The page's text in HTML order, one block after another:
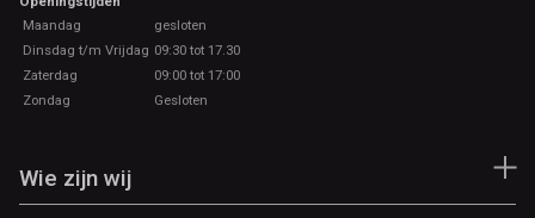
Maandag
gesloten
Dinsdag t/m Vrijdag 09:30 tot 17.30
Zaterdag
09:00 tot 17:00
Zondag
Gesloten
Wie zijn wij